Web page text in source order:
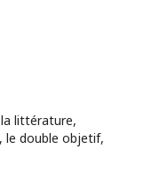
littérature,
le double objetif,